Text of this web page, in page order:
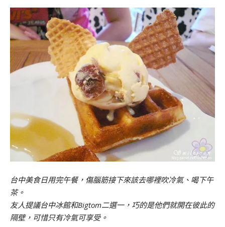
台中美食日用完午餐，傷腦筋接下來該去哪裡吹冷氣、喝下午
茶。
友人提議台中冰館和Bigtom二選一，巧的是他們就開在彼此的
隔壁，可惜只有冷氣可享受。